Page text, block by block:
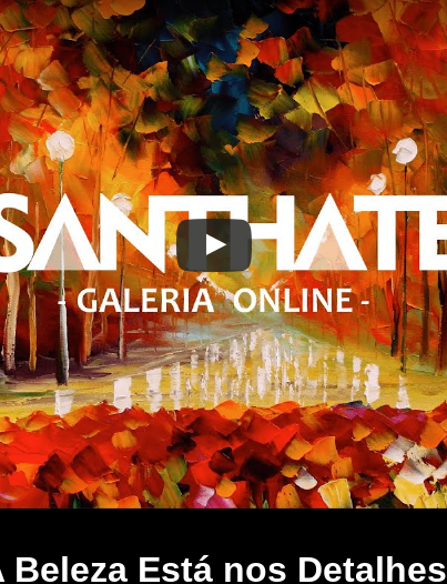
Beleza Está nos Detalhes